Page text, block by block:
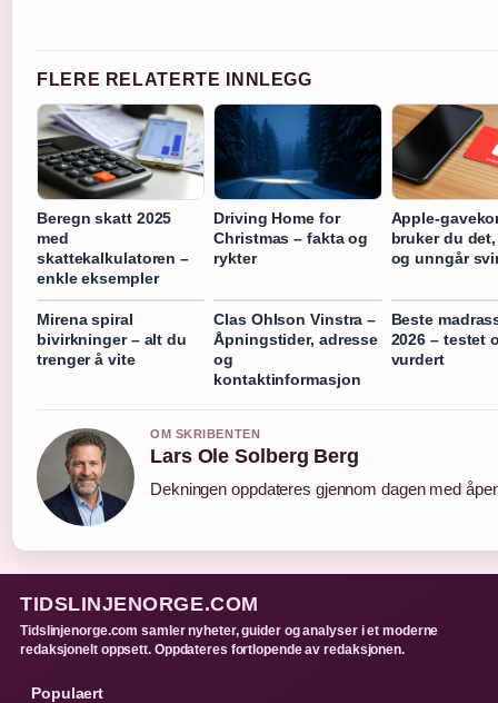
FLERE RELATERTE INNLEGG
Beregn skatt 2025
med
skattekalkulatoren –
enkle eksempler
Driving Home for
Christmas – fakta og
rykter
Apple-
bruker du
og unngår
Mirena spiral
bivirkninger – alt du
trenger å vite
Clas Ohlson Vinstra –
Åpningstider, adresse
og
kontaktinformasjon
Beste
2026 – testet
vurdert
OM SKRIBENTEN
Lars Ole Solberg Berg
Dekningen oppdateres gjennom dagen med
TIDSLINJENORGE.COM
Tidslinjenorge.com samler nyheter, guider og analyser i et moderne
redaksjonelt oppsett. Oppdateres fortlopende av redaksjonen.
Populaert